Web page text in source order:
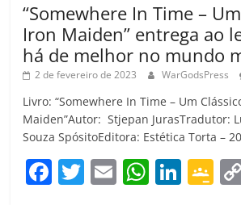
“Somewhere In Time –
Iron Maiden” entrega ao
há de melhor no mundo
2 de fevereiro de 2023 WarGodsPress
Livro: “Somewhere In Time – Um
Maiden”Autor: Stjepan JurasTradutor:
Souza SpósitoEditora: Estética Torta –
F T E W Li G